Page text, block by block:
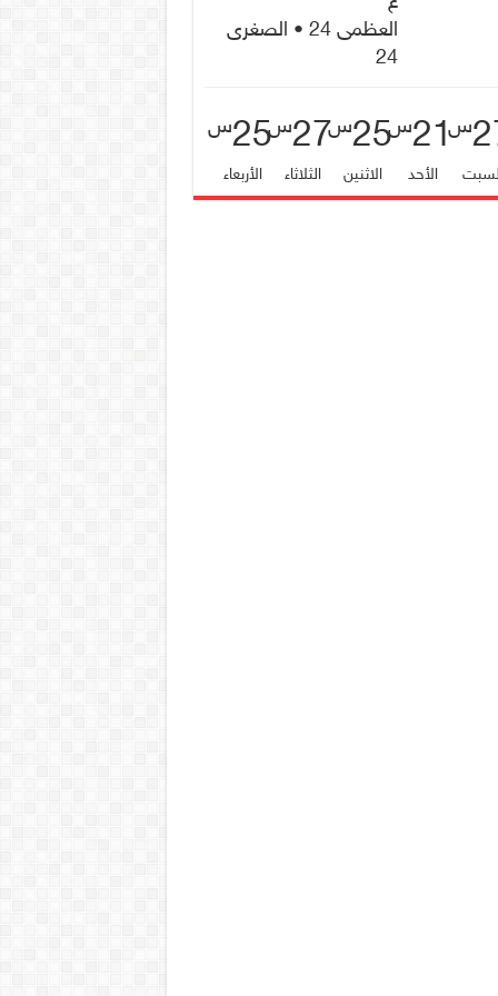
العظمى 24 • الصغرى
24
س21س
الأحد
25س
الاثنين
27س
الثلاثاء
25س
الأربعاء